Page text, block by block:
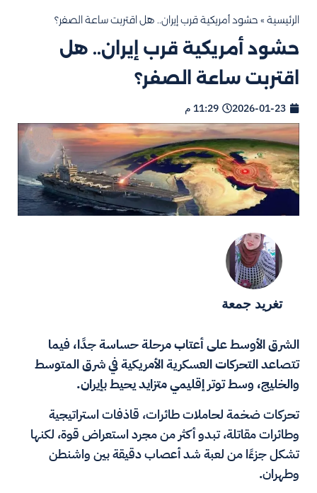
الرئيسية » حشود أمريكية قرب إيران.. هل اقتربت ساعة الصفر؟
حشود أمريكية قرب إيران.. هل
اقتربت ساعة الصفر؟
2026-01-23 11:29 م
تغريد جمعة
الشرق الأوسط على أعتاب مرحلة حساسة جدًا، فيما
تتصاعد التحركات العسكرية الأمريكية في شرق المتوسط
والخليج، وسط توتر إقليمي متزايد يحيط بإيران.
تحركات ضخمة لحاملات طائرات، قاذفات استراتيجية
وطائرات مقاتلة، تبدو أكثر من مجرد استعراض قوة، لكنها
تشكل جزءًا من لعبة شد أعصاب دقيقة بين واشنطن
وطهران.